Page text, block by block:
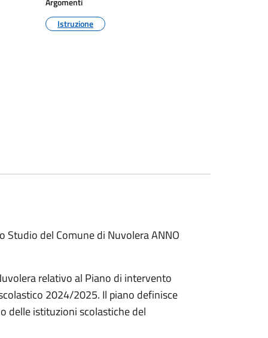
Istruzione
del Comune di Nuvolera ANNO
relativo al Piano di intervento
2024/2025. Il piano definisce
delle istituzioni scolastiche del